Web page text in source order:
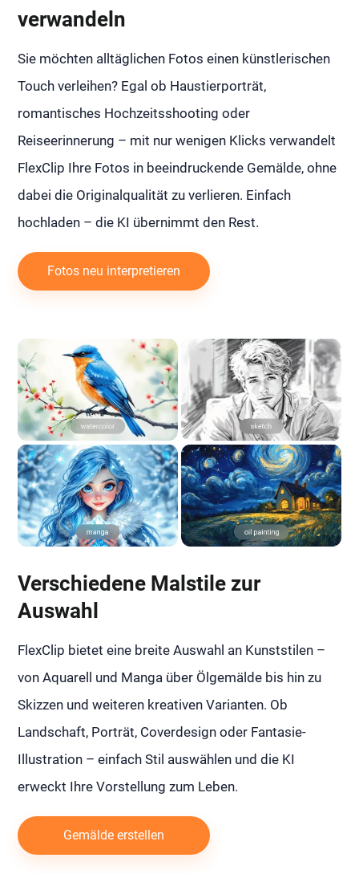
verwandeln
Sie möchten alltäglichen Fotos einen künstlerischen
Touch verleihen? Egal ob Haustierporträt,
romantisches Hochzeitsshooting oder
Reiseerinnerung – mit nur wenigen Klicks verwandelt
FlexClip Ihre Fotos in beeindruckende Gemälde, ohne
dabei die Originalqualität zu verlieren. Einfach
hochladen – die KI übernimmt den Rest.
Fotos neu interpretieren
Verschiedene Malstile zur
Auswahl
FlexClip bietet eine breite Auswahl an Kunststilen –
von Aquarell und Manga über Ölgemälde bis hin zu
Skizzen und weiteren kreativen Varianten. Ob
Landschaft, Porträt, Coverdesign oder Fantasie-
Illustration – einfach Stil auswählen und die KI
erweckt Ihre Vorstellung zum Leben.
Gemälde erstellen